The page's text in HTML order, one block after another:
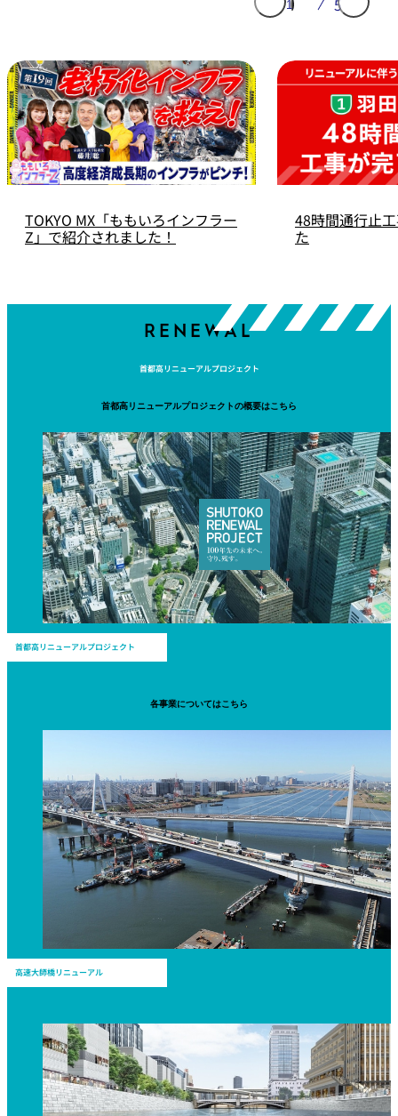
TOKYO MX「ももいろインフラー
Z」で紹介されました！
48時間通行止
た
首都高リニューアルプロジェクト
RENEWAL
首都高リニューアルプロジェクトの概要はこちら
首都高リニューアルプロジェクト
各事業についてはこちら
高速大師橋リニューアル